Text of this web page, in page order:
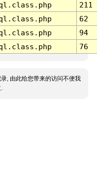
211
62
94
76
, 由此给您带来的访问不便我